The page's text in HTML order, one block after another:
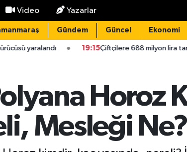
Video Yazarlar
Gündem Güncel Ekonomi
19:15Çiftçilere 688 milyon lira tarımsal destek
Horoz
Mesleği Ne?